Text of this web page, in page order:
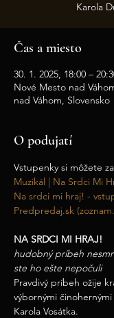
Karola
Čas a miesto
30. 1. 2025, 18:00 –
Nové Mesto nad
nad Váhom, Slovensko
O podujatí
Vstupenky si môžete
Muzikál | Na Srdci Mi
Na srdci mi hraj! -
Predpredaj.sk
NA SRDCI MI HRAJ!
hudobný príbeh
ste ho ešte nepočuli
Pravdivý príbeh ožije
výbornými
Karola Vosátka.